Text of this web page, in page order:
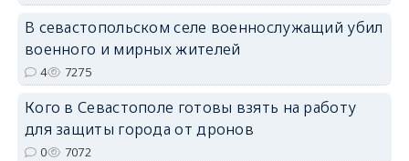
В севастопольском селе военнослужащий убил
военного и мирных жителей
4 7275
Кого в Севастополе готовы взять на работу
для защиты города от дронов
0 7072